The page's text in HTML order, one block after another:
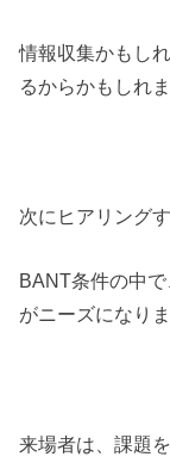
情報収集かもし
るからかもしれま
次にヒアリング
BANT条件の中
がニーズになりま
来場者は、課題